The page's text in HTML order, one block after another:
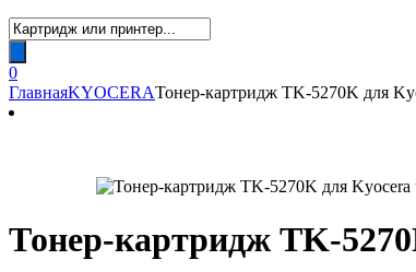
Поиск
товаров
0
ГлавнаяKYOCERAТонер-картридж TK-5270K для
Тонер-картридж TK-